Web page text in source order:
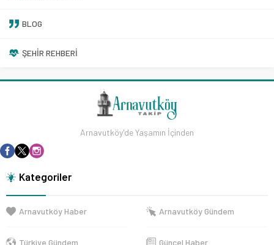
BLOG
ŞEHIR REHBERI
Arnavutköy'de Yaşamın İçinden
Kategoriler
Arnavutköy Haber Arnavutköy Gündem
Türkiye Gündem Güncel Haber